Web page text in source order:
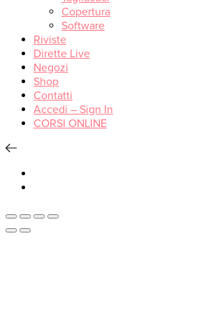
Copertura
Software
Riviste
Dirette Live
Negozi
Shop
Contatti
Accedi – Sign In
CORSI ONLINE